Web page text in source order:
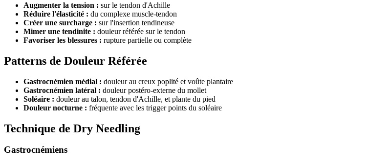
Augmenter la tension : sur le tendon d'Achille
Réduire l'élasticité : du complexe muscle-tendon
Créer une surcharge : sur l'insertion tendineuse
Mimer une tendinite : douleur référée sur le tendon
Favoriser les blessures : rupture partielle ou complète
Patterns de Douleur Référée
Gastrocnémien médial : douleur au creux poplité et voûte plantaire
Gastrocnémien latéral : douleur postéro-externe du mollet
Soléaire : douleur au talon, tendon d'Achille, et plante du pied
Douleur nocturne : fréquente avec les trigger points du soléaire
Technique de Dry Needling
Gastrocnémiens